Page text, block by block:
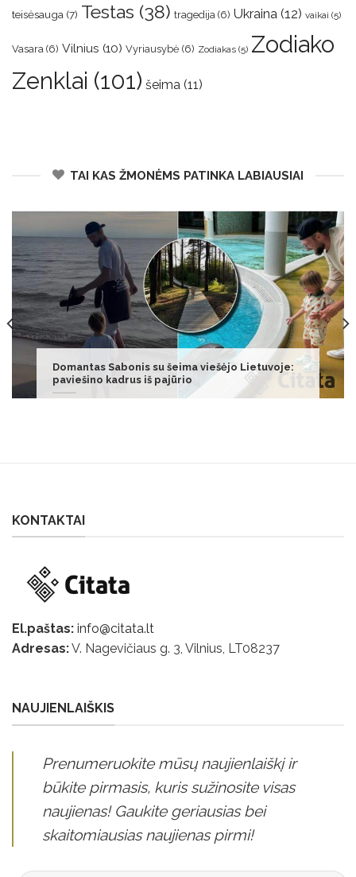
teisėsauga (7) Testas (38) tragedija (6) Ukraina (12) vaikai (5)
Vasara (6) Vilnius (10) Vyriausybė (6) Zodiakas (5) Zodiako
Zenklai (101) šeima (11)
TAI KAS ŽMONĖMS PATINKA LABIAUSIAI
Tobula šventinė vakarienė – mėsytė su
kreminėmis bulvėmis
KONTAKTAI
El.paštas: info@citata.lt
Adresas:V. Nagevičiaus g. 3, Vilnius, LT08237
NAUJIENLAIŠKIS
Prenumeruokite mūsų naujienlaiškį ir
būkite pirmasis, kuris sužinosite visas
naujienas! Gaukite geriausias bei
skaitomiausias naujienas pirmi!